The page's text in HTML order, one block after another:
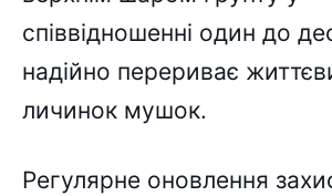
співвідношенні один до
надійно перериває
личинок мушок.
Регулярне оновлення